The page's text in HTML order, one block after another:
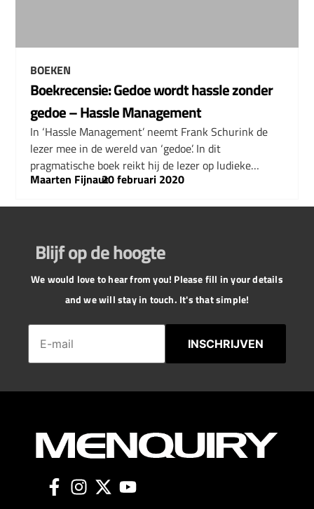
BOEKEN
Boekrecensie: Gedoe wordt hassle zonder
gedoe – Hassle Management
In ‘Hassle Management’ neemt Frank Schurink de
lezer mee in de wereld van ‘gedoe’. In dit
pragmatische boek reikt hij de lezer op ludieke…
Maarten Fijnaut
–
20 februari 2020
Blijf op de hoogte
We would love to hear from you! Please fill in your details
and we will stay in touch. It's that simple!
INSCHRIJVEN